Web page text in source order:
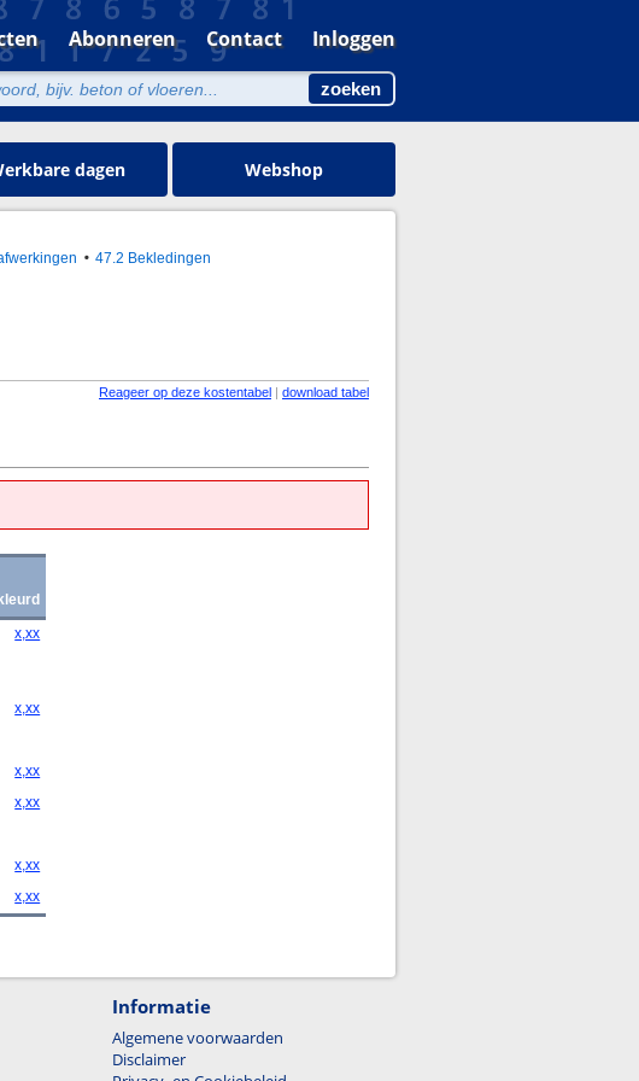
Abonneren Contact Inloggen
dagen Webshop
47.2 Bekledingen
Reageer op deze kostentabel | download tabel
x,xx
x,xx
x,xx
x,xx
x,xx
x,xx
Informatie
Algemene voorwaarden
Disclaimer